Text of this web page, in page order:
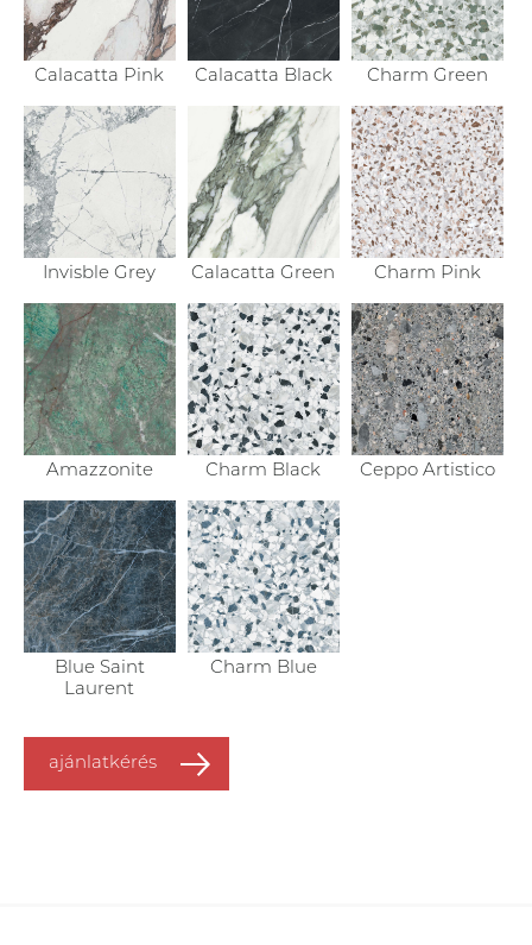
Calacatta Pink Calacatta Black Charm Green
Invisble Grey Calacatta Green Charm Pink
Amazzonite Charm Black Ceppo Artistico
Blue Saint
Laurent
Charm Blue
ajánlatkérés